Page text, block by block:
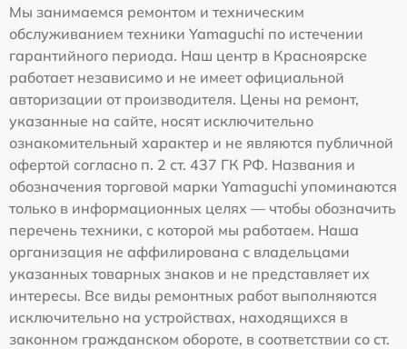
Мы занимаемся ремонтом и техническим
обслуживанием техники Yamaguchi по истечении
гарантийного периода. Наш центр в Красноярске
работает независимо и не имеет официальной
авторизации от производителя. Цены на ремонт,
указанные на сайте, носят исключительно
ознакомительный характер и не являются публичной
офертой согласно п. 2 ст. 437 ГК РФ. Названия и
обозначения торговой марки Yamaguchi упоминаются
только в информационных целях — чтобы обозначить
перечень техники, с которой мы работаем. Наша
организация не аффилирована с владельцами
указанных товарных знаков и не представляет их
интересы. Все виды ремонтных работ выполняются
исключительно на устройствах, находящихся в
законном гражданском обороте, в соответствии со ст.